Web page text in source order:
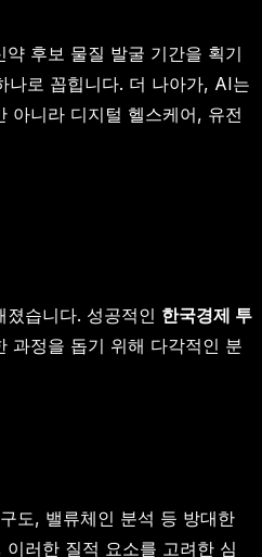
후보 물질 발굴 기간을 획기
나로 꼽힙니다. 더 나아가, AI는
아니라 디지털 헬스케어, 유전
습니다. 성공적인 한국경제 투
과정을 돕기 위해 다각적인 분
도, 밸류체인 분석 등 방대한
러한 질적 요소를 고려한 심